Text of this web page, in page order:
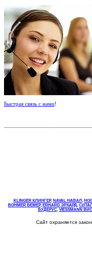
Быстрая связь с нами!
KLINGER КЛИНГЕР, NAVAL НАВАЛ ,
BOHMER БЕМЕР, ERHARD ЭРХАРД,
БУДЕРУС, VIESSMANN
Сайт охраняется